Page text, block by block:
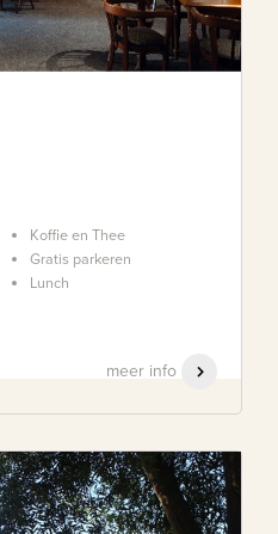
Koffie en Thee
Gratis parkeren
Lunch
meer info